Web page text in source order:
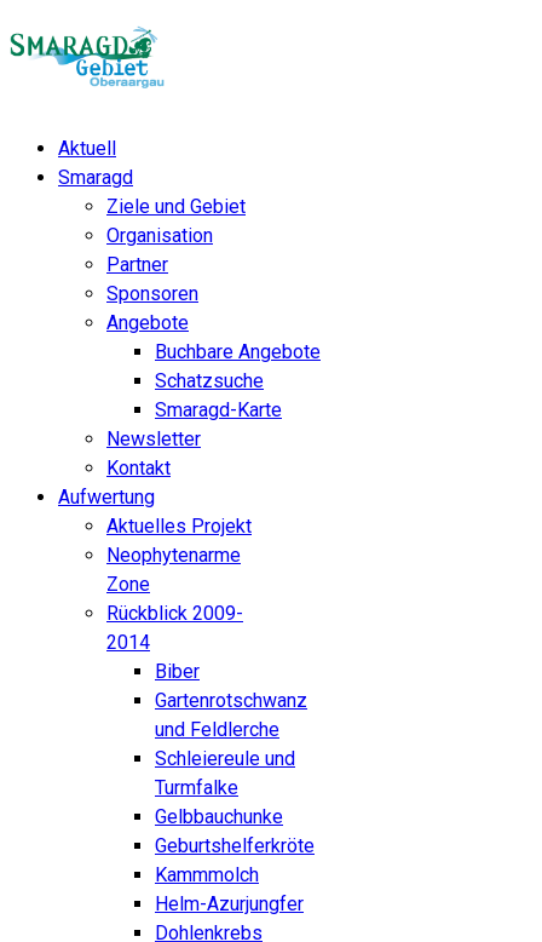
Aktuell
Smaragd
Ziele und Gebiet
Organisation
Partner
Sponsoren
Angebote
Buchbare Angebote
Schatzsuche
Smaragd-Karte
Newsletter
Kontakt
Aufwertung
Aktuelles Projekt
Neophytenarme
Zone
Rückblick 2009-
2014
Biber
Gartenrotschwanz
und Feldlerche
Schleiereule und
Turmfalke
Gelbbauchunke
Geburtshelferkröte
Kammmolch
Helm-Azurjungfer
Dohlenkrebs